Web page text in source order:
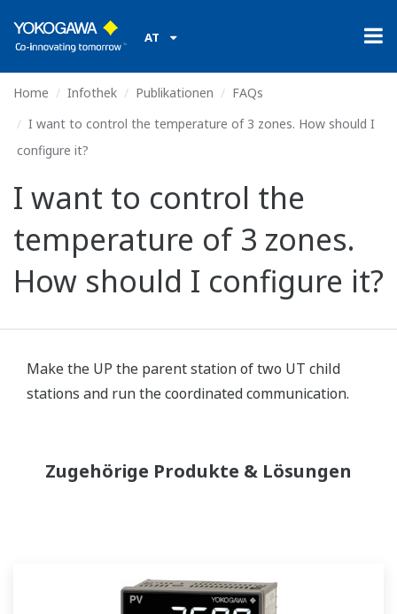
AT
Home Infothek Publikationen
FAQs
I want to control the temperature of 3 zones. How should I
configure it?
I want to control the
temperature of 3 zones.
How should I configure it?
Make the UP the parent station of two UT child
stations and run the coordinated communication.
Zugehörige Produkte & Lösungen